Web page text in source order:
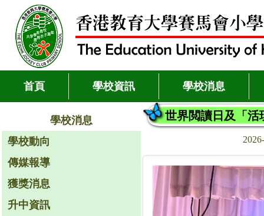
首頁 學校資訊 學校消息
學校消息
學校動向
傳媒報導
獲獎消息
升中資訊
世界閲讀日及「活